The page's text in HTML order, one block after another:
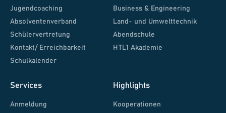
Jugendcoaching
Absolventenverband
Schülervertretung
Kontakt/ Erreichbarkeit
Schulkalender
Business & Engineering
Land- und Umwelttechnik
Abendschule
HTL1 Akademie
Services
Anmeldung
Highlights
Kooperationen